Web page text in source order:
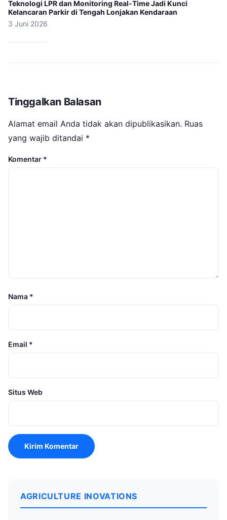
Teknologi LPR dan Monitoring Real-Time Jadi Kunci
Kelancaran Parkir di Tengah Lonjakan Kendaraan
3 Juni 2026
Tinggalkan Balasan
Alamat email Anda tidak akan dipublikasikan. Ruas
yang wajib ditandai *
Komentar *
Nama *
Email *
Situs Web
AGRICULTURE INOVATIONS